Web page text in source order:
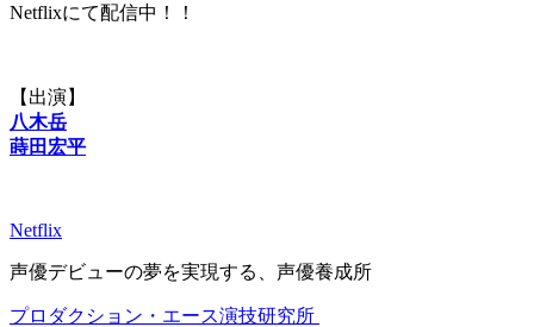
Netflixにて配信中！！
【出演】
八木岳
蒔田宏平
Netflix
声優デビューの夢を実現する、声優養成所
プロダクション・エース演技研究所